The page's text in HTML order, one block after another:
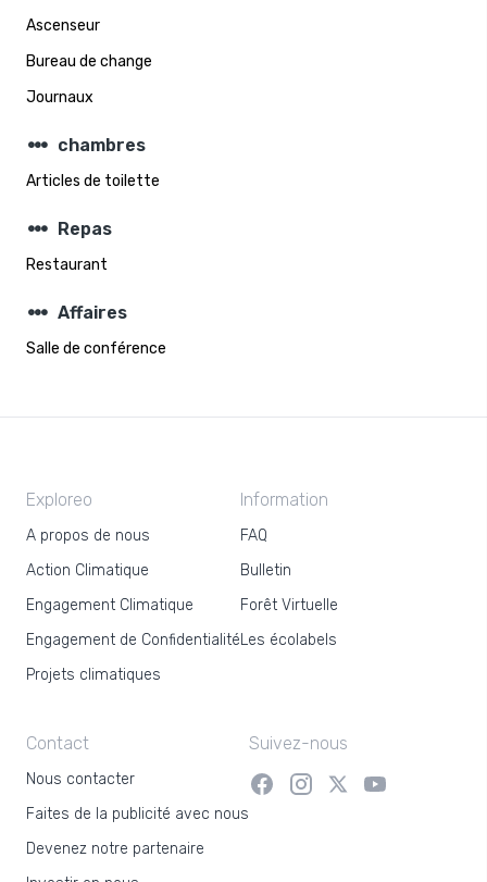
Ascenseur
Bureau de change
Journaux
steppers chambres
Articles de toilette
steppers Repas
Restaurant
steppers Affaires
Salle de conférence
Exploreo
A propos de nous
Action Climatique
Engagement Climatique
Engagement de Confidentialité
Projets climatiques
Information
FAQ
Bulletin
Forêt Virtuelle
Les écolabels
Contact
Nous contacter
Faites de la publicité avec nous
Devenez notre partenaire
Suivez-nous